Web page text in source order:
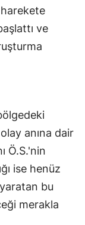
ve
anına dair
Ö.S.'nin
ise henüz
bu
merakla